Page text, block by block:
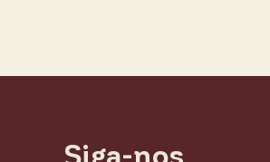
Siga-nos